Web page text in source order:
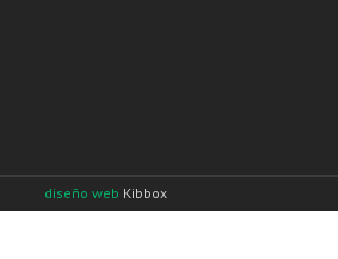
diseño web Kibbox